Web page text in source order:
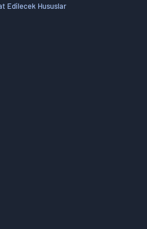
Edilecek Hususlar